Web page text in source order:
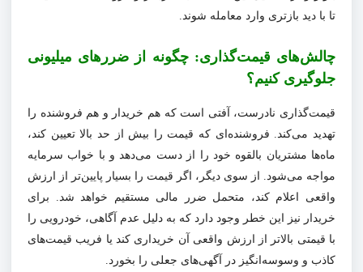
تا با دید بازتری وارد معامله شوند.
چالش‌های قیمت‌گذاری: چگونه از ضررهای میلیونی
جلوگیری کنیم؟
قیمت‌گذاری نادرست، آفتی است که هم خریدار و هم فروشنده را
تهدید می‌کند. فروشنده‌ای که قیمت را بیش از حد بالا تعیین کند،
ماه‌ها مشتریان بالقوه خود را از دست می‌دهد و با خواب سرمایه
مواجه می‌شود. از سوی دیگر، اگر قیمت را بسیار پایین‌تر از ارزش
واقعی اعلام کند، متحمل ضرر مالی مستقیم خواهد شد. برای
خریدار نیز این خطر وجود دارد که به دلیل عدم آگاهی، خودرویی را
با قیمتی بالاتر از ارزش واقعی آن خریداری کند یا فریب قیمت‌های
کاذب و وسوسه‌انگیز در آگهی‌های جعلی را بخورد.